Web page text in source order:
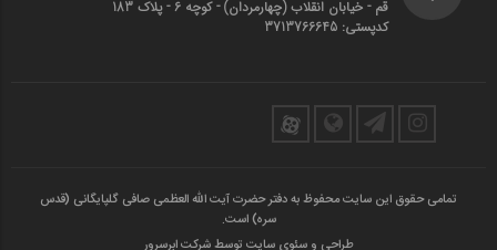
قم - خیابان انقلاب (چهارمردان)‌ - کوچه 6 - پلاک 183
کدپستی: 3713766645
تمامی حقوق این سایت محفوظ به دفتر حضرت آیت الله العظمی صافی گلپایگانی (قدس
سره) است.
طراحی و سئوی سایت توسط شرکت ابرسرور